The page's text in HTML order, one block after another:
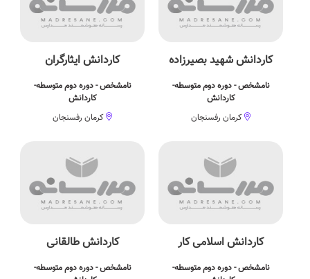
کاردانش شهید بصیرزاده
نامشخص - دوره دوم متوسطه-
کاردانش
کرمان رفسنجان
کاردانش ایثارگران
نامشخص - دوره دوم متوسطه-
کاردانش
کرمان رفسنجان
کاردانش اسلامی کار
نامشخص - دوره دوم متوسطه-
کاردانش طالقانی
نامشخص - دوره دوم متوسطه-